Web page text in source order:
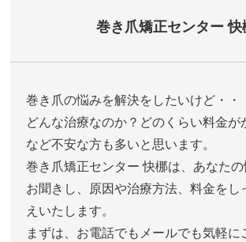
巻き爪矯正センター 快
巻き爪の悩みを解決をしたいけど・・
どんな治療なのか？どのくらい料金が
など不安な方も多いと思います。
巻き爪矯正センター 快梛は、あなた
お聞きし、原因や治療方法、料金をし
えいたします。
まずは、お電話でもメールでも気軽に